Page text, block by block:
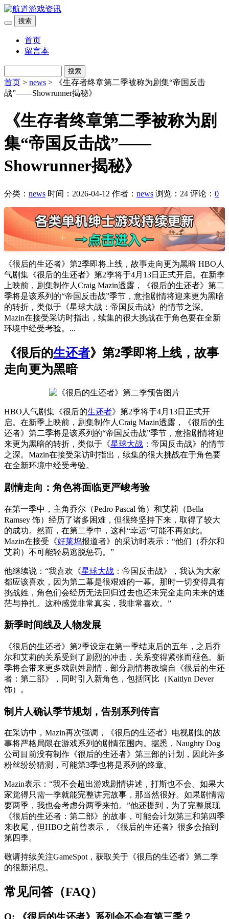
搜索
首页
留言本
搜索
首页 > news > 《生存者终章第二季被称为剧集“帝国反击
战”——Showrunner揭秘》
《生存者终章第二季被称为剧
集“帝国反击战”——
Showrunner揭秘》
分类： news 时间：2026-04-12 作者： news 浏览：24 评论： 0
《很后的生还者》第2季即将上线，故事走向更为黑暗 HBO人
气剧集《很后的生还者》第2季将于4月13日正式开启。在新季
上映前，剧集制作人Craig Mazin透露，《很后的生还者》第二
季将是该系列的“帝国反击战”季节，意指剧情将迎来更为黑暗
的转折，类似于《星球大战：帝国反击战》的情节之深。
Mazin在接受采访时指出，续集的很大挑战在于角色要在全新
环境中经受考验。...
《很后的生还者》第2季即将上线，故事
走向更为黑暗
HBO人气剧集《很后的生还者》第2季将于4月13日正式开
启。在新季上映前，剧集制作人Craig Mazin透露，《很后的生
还者》第二季将是该系列的“帝国反击战”季节，意指剧情将迎
来更为黑暗的转折，类似于《星球大战 ：帝国反击战》的情节
之深。Mazin在接受采访时指出，续集的很大挑战在于角色要
在全新环境中经受考验。
剧情走向：角色将面临更严峻考验
在第一季中，主角乔尔（Pedro Pascal 饰）和艾莉（Bella
Ramsey 饰）经历了诸多困难，但很终坚持下来，取得了较大
的成功。然而，在第二季中，这种“幸运”可能不再如此。
Mazin在接受《好莱坞报道者》的采访时表示：“他们（乔尔和
艾莉）不可能轻易逃脱惩罚。”
他继续说：“我喜欢《星球大战 ：帝国反击战》，我认为大家
都应该喜欢，因为第二幕是很艰难的一幕。那时一切变得具有
挑战姓，角色们会经历无法回归过去也还未完全走向未来的迷
茫与挣扎。这种感觉非常真实，我非常喜欢。”
新季时间线及人物发展
《很后的生还者》第2季设定在第一季结束后的五年，之后乔
尔和艾莉的关系受到了剧烈的冲击，关系变得紧张而褪色。新
季将会带来更多戏剧姓剧情，部分剧情将改编自《很后的生还
者：第二部》，同时引入新角色，包括阿比（Kaitlyn Dever
饰）。
制片人确认季节规划，告别系列传言
在采访中，Mazin再次强调，《很后的生还者》电视剧集的故
事将严格局限在游戏系列的剧情范围内。据悉，Naughty Dog
公司目前没有制作《很后的生还者》第三部的计划，因此许多
粉丝纷纷猜测，可能第3季也将是系列的终章。
Mazin表示：“我不会超出游戏剧情讲述，打斯也不会。如果大
家觉得只需一季就能完整讲完故事，那当然很好。如果剧情需
要两季，我也会考虑分两季来拍。”他还提到，为了完整展现
《很后的生还者：第二部》的故事，可能会计划第三和第四季
来收尾，但HBO之前曾表示，《很后的生还者》很多会拍到
第四季。
敬请持续关注GameSpot，获取关于《很后的生还者》第二季
的很新消息。
常见问答（FAQ）
Q: 《很后的生还者》系列会不会有第三季？